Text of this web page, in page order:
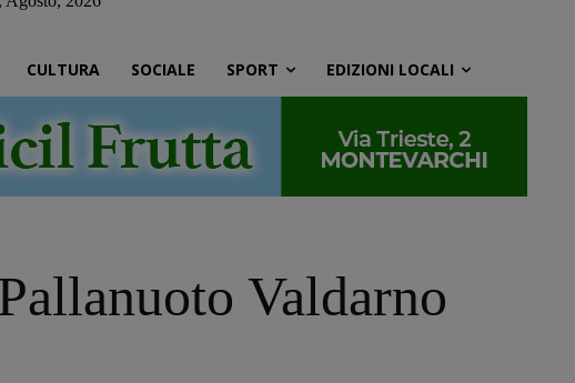
CULTURA SOCIALE SPORT EDIZIONI LOCALI
Valdarno